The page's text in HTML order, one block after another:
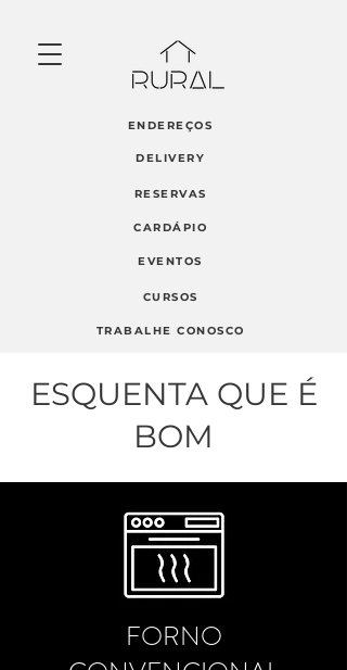
ENDEREÇOS
DELIVERY
CARDÁPIO
EVENTOS
CURSOS
TRABALHE CONOSCO
RESERVAS
ESQUENTA QUE É
BOM
FORNO